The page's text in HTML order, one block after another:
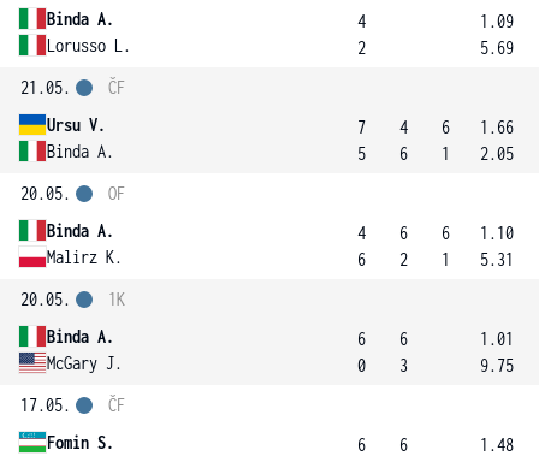
Binda A.
Lorusso L.
4
2
1.09
5.69
21.05.
Ursu V.
Binda A.
ČF
7
5
4
6
6
1
1.66
2.05
20.05.
Binda A.
Malirz K.
OF
4
6
6
2
6
1
1.10
5.31
20.05.
Binda A.
McGary J.
1K
6
0
6
3
1.01
9.75
17.05.
Fomin S.
ČF
6
6
1.48